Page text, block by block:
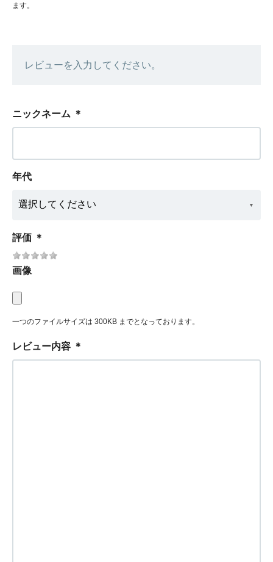
ます。
レビューを入力してください。
ニックネーム ＊
年代
評価 ＊
画像
一つのファイルサイズは 300KB までとなっております。
レビュー内容 ＊